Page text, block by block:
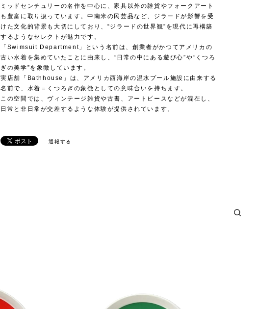
ミッドセンチュリーの名作を中心に、家具以外の雑貨やフォークアート
も豊富に取り扱っています。中南米の民芸品など、ジラードが影響を受
けた文化的背景も大切にしており、“ジラードの世界観”を現代に再構築
するようなセレクトが魅力です。
「Swimsuit Department」という名前は、創業者がかつてアメリカの
古い水着を集めていたことに由来し、“日常の中にある遊び心”や“くつろ
ぎの美学”を象徴しています。
実店舗「Bathhouse」は、アメリカ西海岸の温水プール施設に由来する
名前で、水着＝くつろぎの象徴としての意味合いを持ちます。
この空間では、ヴィンテージ雑貨や古書、アートピースなどが混在し、
日常と非日常が交差するような体験が提供されています。
通報する